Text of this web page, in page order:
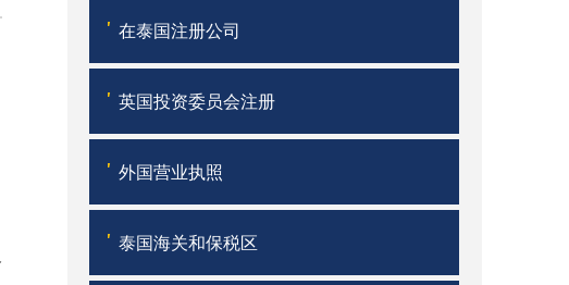
' 在泰国注册公司
' 英国投资委员会注册
' 外国营业执照
' 泰国海关和保税区